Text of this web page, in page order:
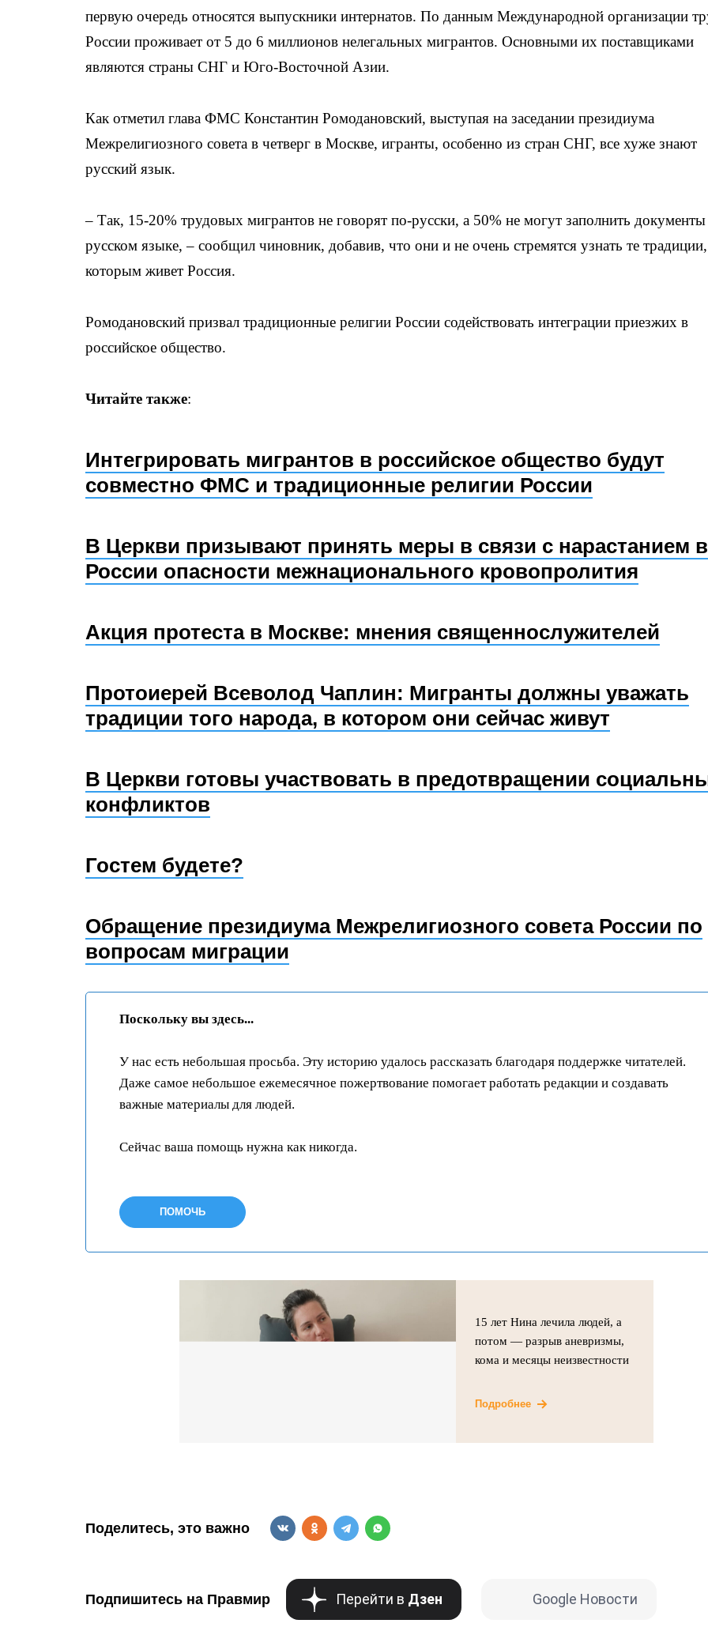
первую очередь относятся выпускники интернатов. По данным Международной организации
России проживает от 5 до 6 миллионов нелегальных мигрантов. Основными их поставщиками
являются страны СНГ и Юго-Восточной Азии.
Как отметил глава ФМС Константин Ромодановский, выступая на заседании президиума
Межрелигиозного совета в четверг в Москве, игранты, особенно из стран СНГ, все хуже знают
русский язык.
– Так, 15-20% трудовых мигрантов не говорят по-русски, а 50% не могут заполнить документы
русском языке, – сообщил чиновник, добавив, что они и не очень стремятся узнать те
которым живет Россия.
Ромодановский призвал традиционные религии России содействовать интеграции приезжих в
российское общество.
Читайте также:
Интегрировать мигрантов в российское общество будут
совместно ФМС и традиционные религии России
В Церкви призывают принять меры в связи с нарастанием в
России опасности межнационального кровопролития
Акция протеста в Москве: мнения священнослужителей
Протоиерей Всеволод Чаплин: Мигранты должны уважать
традиции того народа, в котором они сейчас живут
В Церкви готовы участвовать в предотвращении
конфликтов
Гостем будете?
Обращение президиума Межрелигиозного совета России по
вопросам миграции
Поскольку вы здесь...
У нас есть небольшая просьба. Эту историю удалось рассказать благодаря поддержке читателей.
Даже самое небольшое ежемесячное пожертвование помогает работать редакции и создавать
важные материалы для людей.
Сейчас ваша помощь нужна как никогда.
ПОМОЧЬ
15 лет Нина лечила людей, а
потом — разрыв аневризмы,
кома и месяцы неизвестности
Подробнее
Поделитесь, это важно
Подпишитесь на Правмир Перейти в Дзен Google Новости